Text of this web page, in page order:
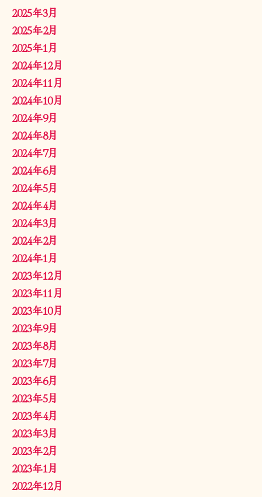
2025年3月
2025年2月
2025年1月
2024年12月
2024年11月
2024年10月
2024年9月
2024年8月
2024年7月
2024年6月
2024年5月
2024年4月
2024年3月
2024年2月
2024年1月
2023年12月
2023年11月
2023年10月
2023年9月
2023年8月
2023年7月
2023年6月
2023年5月
2023年4月
2023年3月
2023年2月
2023年1月
2022年12月